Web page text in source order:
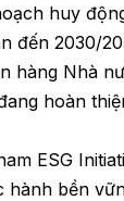
huy
đến 2030/
hàng Nhà
hoàn
ESG
hành bền